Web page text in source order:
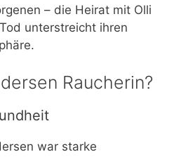
– die Heirat mit Olli
unterstreicht ihren
Raucherin?
war starke